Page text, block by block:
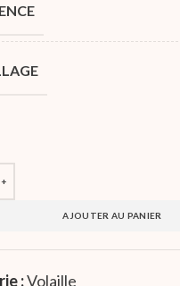
AJOUTER AU PANIER
:Volaille